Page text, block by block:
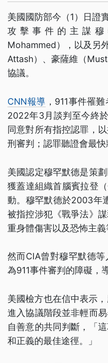
美國國防部今（1）日證
攻擊事件的主謀穆
Mohammed），以及另
Attash）、豪薩維（
協議。
CNN報導 ，911事件罹
2022年3月談判至今終
同意對所有指控認罪，
刑審判；認罪聽證會最快
美國認定穆罕默德是策
獲蓋達組織首腦賓拉登
動。穆罕默德於2003年
被指控涉犯《戰爭法》
重身體傷害以及恐怖主義
然而CIA曾對穆罕默德
為911事件審判的障礙，
美國檢方也在信中表示
進入協議階段並非輕而
自善意的共同判斷，「
和正義的最佳途徑。」